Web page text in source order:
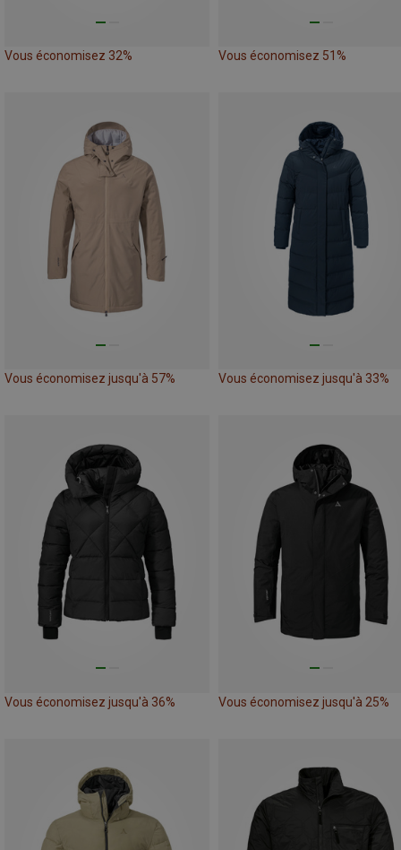
Vous économisez 32% Vous économisez 51%
Vous économisez jusqu'à 57% Vous économisez jusqu'à 33%
Vous économisez jusqu'à 36% Vous économisez jusqu'à 25%